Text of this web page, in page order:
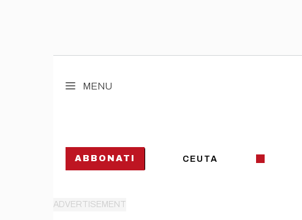
MENU
ABBONATI CEUTA